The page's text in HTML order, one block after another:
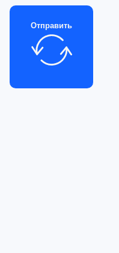
Отправить